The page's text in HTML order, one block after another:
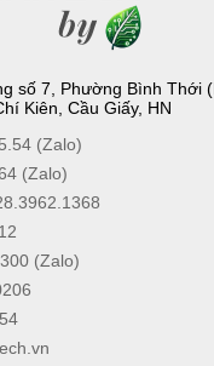
số 7, Phường Bình Thới
Kiên, Cầu Giấy, HN
(Zalo)
(Zalo)
(Zalo)